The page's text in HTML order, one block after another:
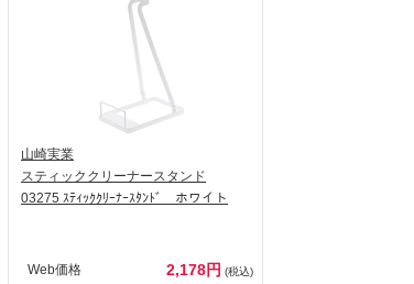
山崎実業
スティッククリーナースタンド
03275 ｽﾃｨｯｸｸﾘｰﾅｰｽﾀﾝﾄﾞ ホワイト
Web価格 2,178円 (税込)